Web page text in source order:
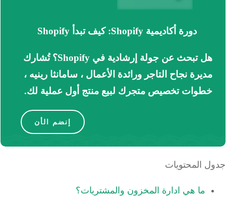
دورة أكاديمية Shopify: كيف تبدأ Shopify
هل تبحث عن جولة إرشادية في Shopify؟
تُشارك
مديرة نجاح التاجر ورائدة الأعمال ، سامانثا رينيه ،
خطوات تخصيص متجرك لبيع منتج أول عملية لك.
إنضم الأن
المحتويات
ما هي ادارة المخزون والمشتريات؟